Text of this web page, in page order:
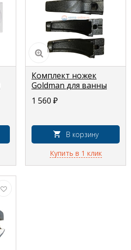
Комплект ножек
Goldman для ванны
регулируемый
1 560 ₽
В корзину
Купить в 1 клик